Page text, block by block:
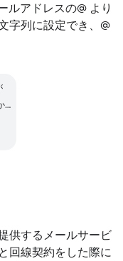
ルアドレスの@ より
字列に設定でき、@
供するメールサービ
回線契約をした際に